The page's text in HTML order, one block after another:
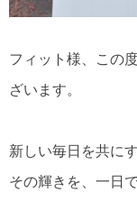
フィット様、この
ざいます。
新しい毎日を共に
その輝きを、一日